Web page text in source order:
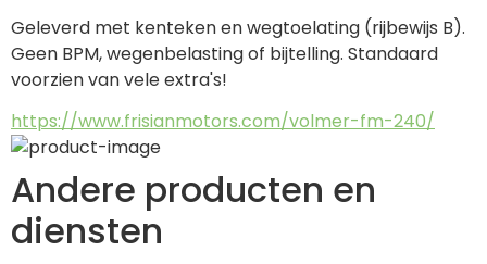
Geleverd met kenteken en wegtoelating (rijbewijs B).
Geen BPM, wegenbelasting of bijtelling. Standaard
voorzien van vele extra's!
https://www.frisianmotors.com/volmer-fm-240/
Andere producten en
diensten